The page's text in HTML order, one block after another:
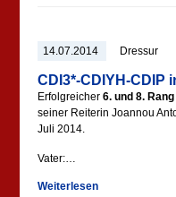
14.07.2014 Dressur
CDI3*-CDIYH-CDIP
Erfolgreicher6. und 8. Rang
seiner Reiterin Joannou
Juli 2014.
Vater:…
Weiterlesen